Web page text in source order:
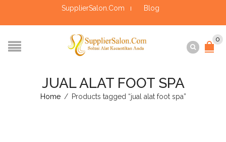
SupplierSalon.Com Blog
0
JUAL ALAT FOOT SPA
Home / Products tagged “jual alat foot spa”